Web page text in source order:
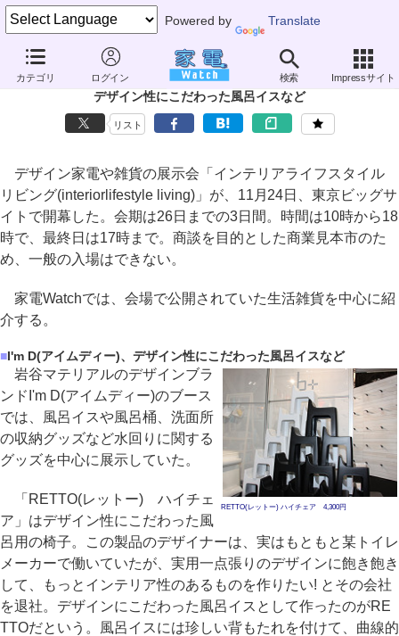
Powered by Translate
カテゴリ ログイン 検索 Impressサイト
家電 Watch イベント インテリアライフスタイル
リビング
デザイン性にこだわった風呂イスなど
リスト
デザイン家電や雑貨の展示会「インテリアライフスタイル
リビング(interiorlifestyle living)」が、11月24日、東京ビッグサ
イトで開幕した。会期は26日までの3日間。時間は10時から18
時で、最終日は17時まで。商談を目的とした商業見本市のた
め、一般の入場はできない。
家電Watchでは、会場で公開されていた生活雑貨を中心に紹
介する。
■I'm D(アイムディー)、デザイン性にこだわった風呂イスなど
RETTO(レットー) ハイチェア 4,300円
岩谷マテリアルのデザインブラ
ンドI'm D(アイムディー)のブース
では、風呂イスや風呂桶、洗面所
の収納グッズなど水回りに関する
グッズを中心に展示していた。
「RETTO(レットー) ハイチェ
ア」はデザイン性にこだわった風
呂用の椅子。この製品のデザイナーは、実はもともと某トイレ
メーカーで働いていたが、実用一点張りのデザインに飽き飽き
して、もっとインテリア性のあるものを作りたい! とその会社
を退社。デザインにこだわった風呂イスとして作ったのがRE
TTOだという。風呂イスには珍しい背もたれを付けて、曲線的